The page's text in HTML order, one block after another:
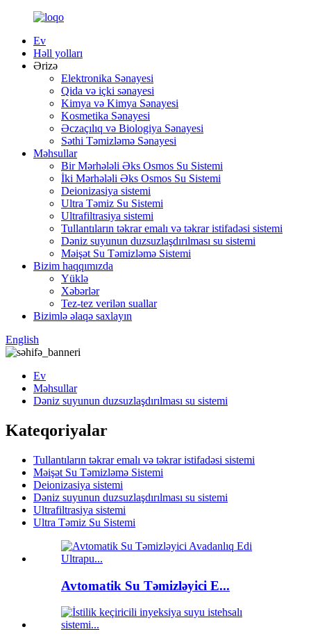
Ev
Həll yolları
Ərizə
Elektronika Sənayesi
Qida və içki sənayesi
Kimya və Kimya Sənayesi
Kosmetika Sənayesi
Əczaçılıq və Biologiya Sənayesi
Səthi Təmizləmə Sənayesi
Məhsullar
Bir Mərhələli Əks Osmos Su Sistemi
İki Mərhələli Əks Osmos Su Sistemi
Deionizasiya sistemi
Ultra Təmiz Su Sistemi
Ultrafiltrasiya sistemi
Tullantıların təkrar emalı və təkrar istifadəsi sistemi
Dəniz suyunun duzsuzlaşdırılması su sistemi
Məişət Su Təmizləmə Sistemi
Bizim haqqımızda
Yüklə
Xəbərlər
Tez-tez verilən suallar
Bizimlə əlaqə saxlayın
English
Ev
Məhsullar
Dəniz suyunun duzsuzlaşdırılması su sistemi
Kateqoriyalar
Tullantıların təkrar emalı və təkrar istifadəsi sistemi
Məişət Su Təmizləmə Sistemi
Deionizasiya sistemi
Dəniz suyunun duzsuzlaşdırılması su sistemi
Ultrafiltrasiya sistemi
Ultra Təmiz Su Sistemi
Avtomatik Su Təmizləyici E...